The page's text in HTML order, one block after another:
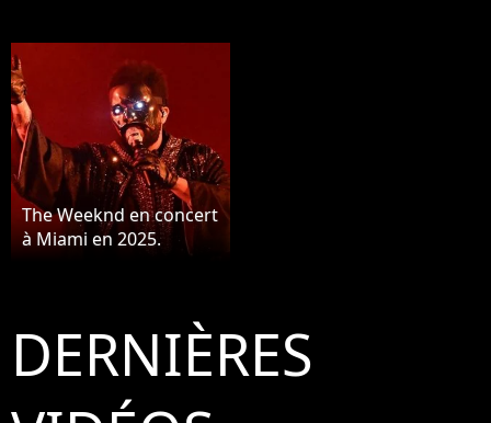
The Weeknd en concert
à Miami en 2025.
DERNIÈRES